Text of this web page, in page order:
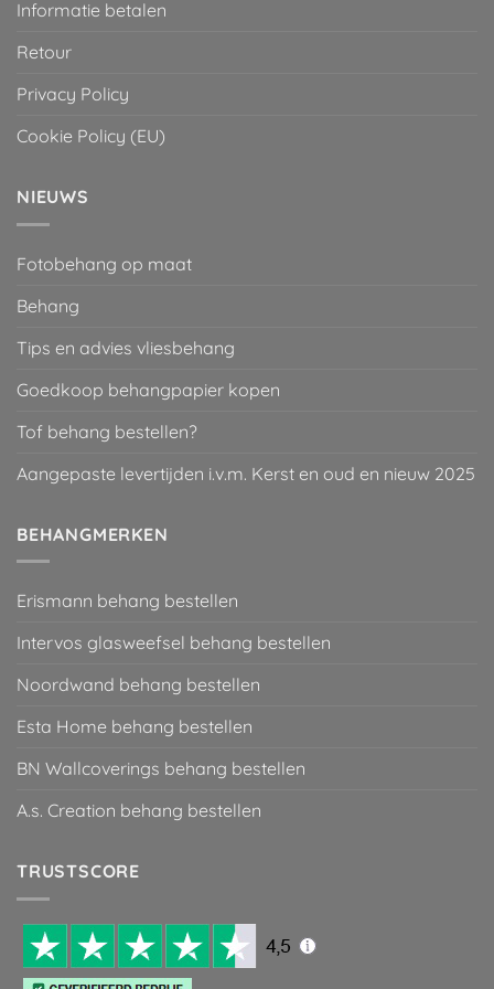
Informatie betalen
Retour
Privacy Policy
Cookie Policy (EU)
NIEUWS
Fotobehang op maat
Behang
Tips en advies vliesbehang
Goedkoop behangpapier kopen
Tof behang bestellen?
Aangepaste levertijden i.v.m. Kerst en oud en nieuw 2025
BEHANGMERKEN
Erismann behang bestellen
Intervos glasweefsel behang bestellen
Noordwand behang bestellen
Esta Home behang bestellen
BN Wallcoverings behang bestellen
A.s. Creation behang bestellen
TRUSTSCORE